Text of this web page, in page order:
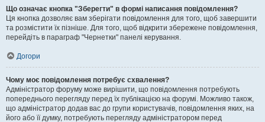
Що означає кнопка "Зберегти" в формі написання повідомлення?
Ця кнопка дозволяє вам зберігати повідомлення для того, щоб завершити
та розмістити їх пізніше. Для того, щоб відкрити збережене повідомлення,
перейдіть в параграф "Чернетки" панелі керування.
Догори
Чому моє повідомлення потребує схвалення?
Адміністратор форуму може вирішити, що повідомлення потребують
попереднього перегляду перед їх публікацією на форумі. Можливо також,
що адміністратор додав вас до групи користувачів, повідомлення яких, на
його або її думку, потребують перегляду адміністратором перед